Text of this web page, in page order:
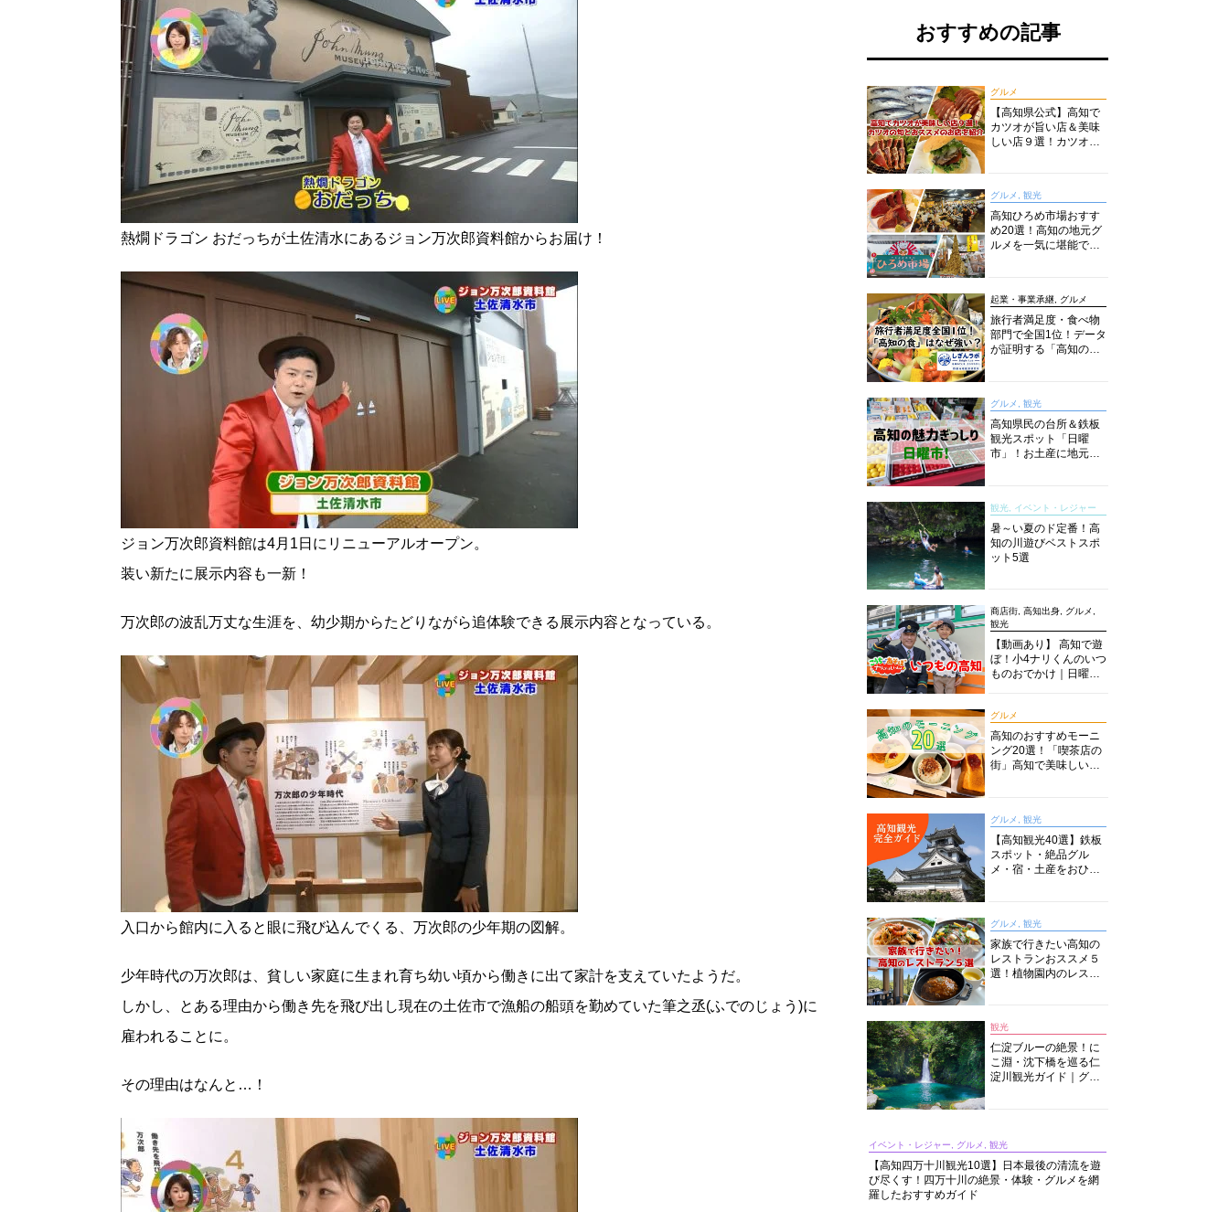
熱燗ドラゴン おだっちが土佐清水にあるジョン万次郎資料館からお届け！
ジョン万次郎資料館は4月1日にリニューアルオープン。
装い新たに展示内容も一新！
万次郎の波乱万丈な生涯を、幼少期からたどりながら追体験できる展示内容となっている。
入口から館内に入ると眼に飛び込んでくる、万次郎の少年期の図解。
少年時代の万次郎は、貧しい家庭に生まれ育ち幼い頃から働きに出て家計を支えていたようだ。
しかし、とある理由から働き先を飛び出し現在の土佐市で漁船の船頭を勤めていた筆之丞(ふでのじょう)に
雇われることに。
その理由はなんと…！
おすすめの記事
グルメ
【高知県公式】高知で
カツオが旨い店＆美味
しい店９選！カツオの
グルメ, 観光
高知ひろめ市場おすす
め20選！高知の地元グ
ルメを一気に堪能でき
起業・事業承継, グルメ
旅行者満足度・食べ物
部門で全国1位！データ
が証明する「高知の
グルメ, 観光
高知県民の台所＆鉄板
観光スポット「日曜
市」！お土産に地元野
説！
観光, イベント・レジャー
暑～い夏のド定番！高
知の川遊びベストスポ
ット5選
商店街, 高知出身, グルメ,
観光
【動画あり】 高知で遊
ぼ！小4ナリくんのいつ
ものおでかけ｜日曜市
グルメ
高知のおすすめモーニ
ング20選！「喫茶店の
街」高知で美味しい喫
グルメ, 観光
【高知観光40選】鉄板
スポット・絶品グル
メ・宿・土産をおひと
グルメ, 観光
家族で行きたい高知の
レストランおススメ５
選！植物園内のレスト
観光
仁淀ブルーの絶景！に
こ淵・沈下橋を巡る仁
淀川観光ガイド｜グル
イベント・レジャー, グルメ, 観光
【高知四万十川観光10選】日本最後の清流を遊
び尽くす！四万十川の絶景・体験・グルメを網
羅したおすすめガイド